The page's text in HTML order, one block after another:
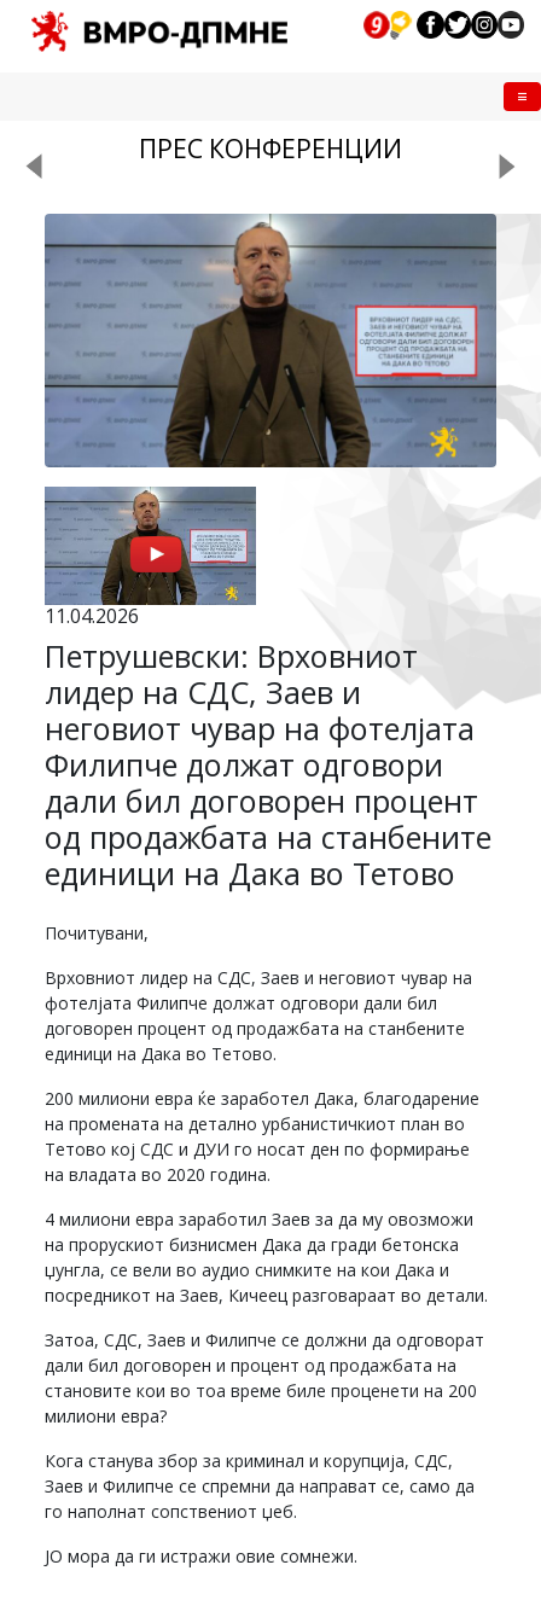
ПРЕС КОНФЕРЕНЦИИ
11.04.2026
Петрушевски: Врховниот
лидер на СДС, Заев и
неговиот чувар на фотелјата
Филипче должат одговори
дали бил договорен процент
од продажбата на станбените
единици на Дака во Тетово
Почитувани,
Врховниот лидер на СДС, Заев и неговиот чувар на
фотелјата Филипче должат одговори дали бил
договорен процент од продажбата на станбените
единици на Дака во Тетово.
200 милиони евра ќе заработел Дака, благодарение
на промената на детално урбанистичкиот план во
Тетово кој СДС и ДУИ го носат ден по формирање
на владата во 2020 година.
4 милиони евра заработил Заев за да му овозможи
на прорускиот бизнисмен Дака да гради бетонска
џунгла, се вели во аудио снимките на кои Дака и
посредникот на Заев, Кичеец разговараат во детали.
Затоа, СДС, Заев и Филипче се должни да одговорат
дали бил договорен и процент од продажбата на
становите кои во тоа време биле проценети на 200
милиони евра?
Кога станува збор за криминал и корупција, СДС,
Заев и Филипче се спремни да направат се, само да
го наполнат сопствениот џеб.
ЈО мора да ги истражи овие сомнежи.